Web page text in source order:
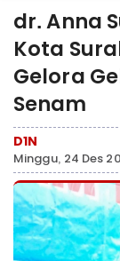
dr. Anna
Kota
Gelora
Senam
D1N
Minggu, 24 Des